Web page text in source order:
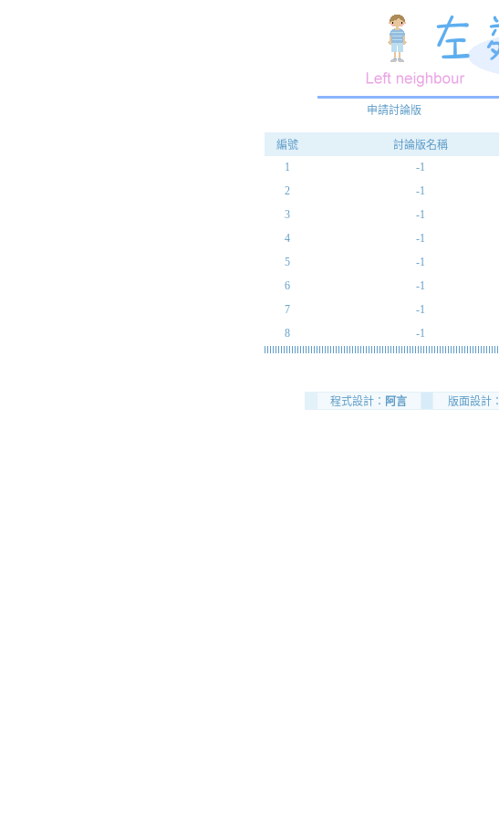
申請討論版
編號 討論版名稱
1
-1
2
-1
3
-1
4
-1
5
-1
6
-1
7
-1
8
-1
程式設計： 阿言 版面設計：